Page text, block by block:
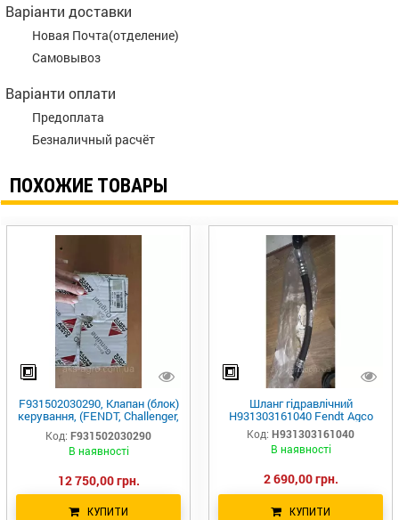
Варіанти доставки
Новая Почта(отделение)
Самовывоз
Варіанти оплати
Предоплата
Безналичный расчёт
ПОХОЖИЕ ТОВАРЫ
F931502030290, Клапан (блок)
керування, (FENDT, Challenger,
MF, Agco Parts)
Код: F931502030290
В наявності
12 750,00 грн.
КУПИТИ
Шланг гідравлічний
H931303161040 Fendt Agco
Код: H931303161040
В наявності
2 690,00 грн.
КУПИТИ